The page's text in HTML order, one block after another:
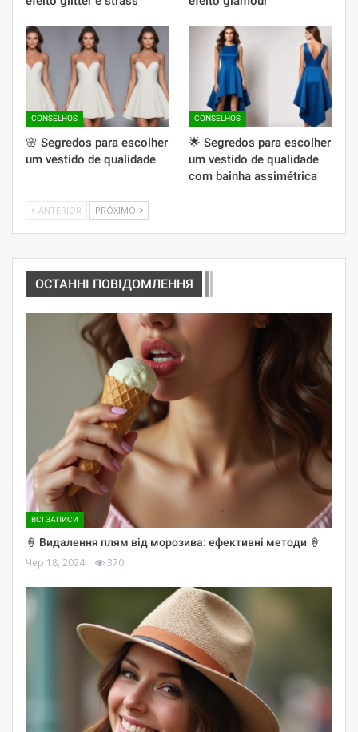
CONSELHOS
🌸 Segredos para escolher
um vestido de qualidade
CONSELHOS
🌟 Segredos para escolher
um vestido de qualidade
com bainha assimétrica
ANTERIOR PRÓXIMO
ОСТАННІ ПОВІДОМЛЕННЯ
ВСІ ЗАПИСИ
🍦 Видалення плям від морозива: ефективні методи 🍦
Чер 18, 2024 370